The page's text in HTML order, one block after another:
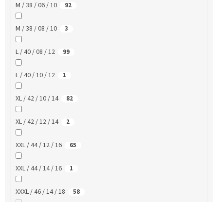
M / 38 / 06 / 10 92
M / 38 / 08 / 10 3
L / 40 / 08 / 12 99
L / 40 / 10 / 12 1
XL / 42 / 10 / 14 82
XL / 42 / 12 / 14 2
XXL / 44 / 12 / 16 65
XXL / 44 / 14 / 16 1
XXXL / 46 / 14 / 18 58